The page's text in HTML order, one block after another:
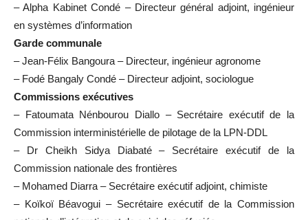
– Alpha Kabinet Condé – Directeur général adjoint, ingénieur
en systèmes d’information
Garde communale
– Jean-Félix Bangoura – Directeur, ingénieur agronome
– Fodé Bangaly Condé – Directeur adjoint, sociologue
Commissions exécutives
– Fatoumata Nénbourou Diallo – Secrétaire exécutif de la
Commission interministérielle de pilotage de la LPN-DDL
– Dr Cheikh Sidya Diabaté – Secrétaire exécutif de la
Commission nationale des frontières
– Mohamed Diarra – Secrétaire exécutif adjoint, chimiste
– Koïkoï Béavogui – Secrétaire exécutif de la Commission